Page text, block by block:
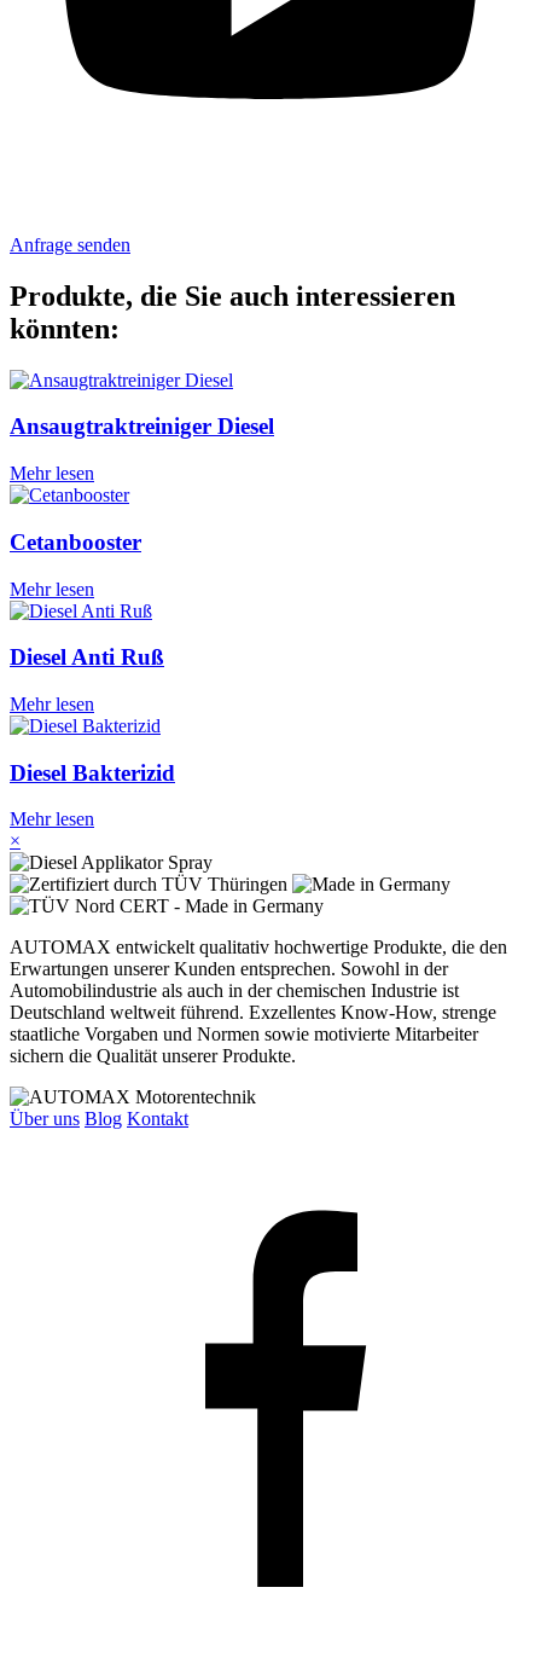
Anfrage senden
Produkte, die Sie auch interessieren
könnten:
Ansaugtraktreiniger Diesel
Mehr lesen
Cetanbooster
Mehr lesen
Diesel Anti Ruß
Mehr lesen
Diesel Bakterizid
Mehr lesen
×
AUTOMAX entwickelt qualitativ hochwertige Produkte, die den
Erwartungen unserer Kunden entsprechen. Sowohl in der
Automobilindustrie als auch in der chemischen Industrie ist
Deutschland weltweit führend. Exzellentes Know-How, strenge
staatliche Vorgaben und Normen sowie motivierte Mitarbeiter
sichern die Qualität unserer Produkte.
Über uns Blog Kontakt